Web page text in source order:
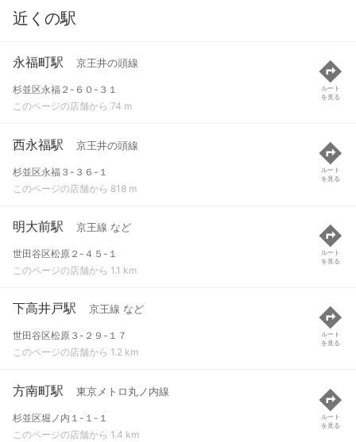
近くの駅
永福町駅 京王井の頭線
杉並区永福２-６０-３１
このページの店舗から 74 m
ルート
を見る
西永福駅 京王井の頭線
杉並区永福３-３６-１
このページの店舗から 818 m
ルート
を見る
明大前駅 京王線 など
世田谷区松原２-４５-１
このページの店舗から 1.1 km
ルート
を見る
下高井戸駅 京王線 など
世田谷区松原３-２９-１７
このページの店舗から 1.2 km
ルート
を見る
方南町駅 東京メトロ丸ノ内線
杉並区堀ノ内１-１-１
このページの店舗から 1.4 km
ルート
を見る